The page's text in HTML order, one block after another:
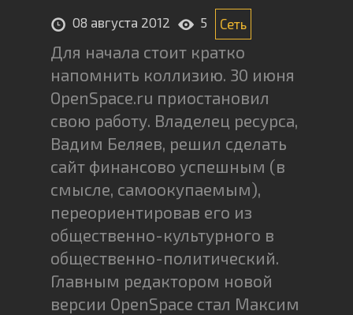
08 августа 2012 5 Сеть
Для начала стоит кратко
напомнить коллизию. 30 июня
OpenSpace.ru приостановил
свою работу. Владелец ресурса,
Вадим Беляев, решил сделать
сайт финансово успешным (в
смысле, самоокупаемым),
переориентировав его из
общественно-культурного в
общественно-политический.
Главным редактором новой
версии OpenSpace стал Максим